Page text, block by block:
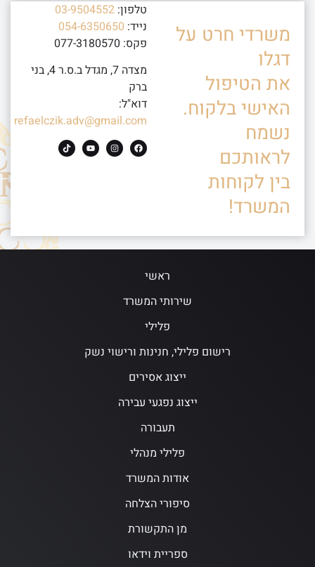
משרדי חרט על
דגלו
את הטיפול
האישי בלקוח.
נשמח
לראותכם
בין לקוחות
המשרד!
טלפון: 03-9504552
נייד: 054-6350650
פקס: 077-3180570
מצדה 7, מגדל ב.ס.ר 4, בני
ברק
דוא"ל:
refaelczik.adv@gmail.com
ראשי
שירותי המשרד
פלילי
רישום פלילי, חנינות ורישוי נשק
ייצוג אסירים
ייצוג נפגעי עבירה
תעבורה
פלילי מנהלי
אודות המשרד
סיפורי הצלחה
מן התקשורת
ספריית וידאו